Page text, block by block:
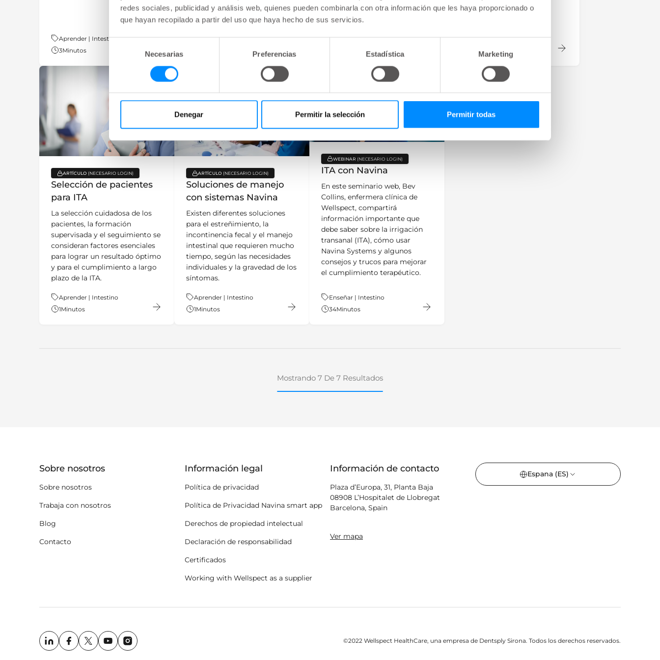
redes sociales, publicidad y análisis web, quienes pueden combinarla con otra información que les haya proporcionado o
que hayan recopilado a partir del uso que haya hecho de sus servicios.
Selección
consentimiento
Necesarias Preferencias Estadística Marketing
Denegar Permitir la selección Permitir todas
Tema:
Aprender | Intestino
3Minutos
por las que el intestino no
funciona.
Tema:
Aprender | Intestino
el manejo intestinal actual.
Tema:
Aprender | Intestino
Tema:
Aprender | Intestino
Minutos
Selección de pacientes
para ITA
key:global.content-type:
ARTÍCULO
La selección cuidadosa de los
pacientes, la formación
supervisada y el seguimiento se
consideran factores esenciales
para lograr un resultado óptimo
y para el cumplimiento a largo
plazo de la ITA.
Tema:
Aprender | Intestino
1Minutos
Soluciones de manejo
con sistemas Navina
key:global.content-type:
ARTÍCULO
Existen diferentes soluciones
para el estreñimiento, la
incontinencia fecal y el manejo
intestinal que requieren mucho
tiempo, según las necesidades
individuales y la gravedad de los
síntomas.
Tema:
Aprender | Intestino
1Minutos
ITA con Navina
key:global.content-type:
WEBINAR
En este seminario web, Bev
Collins, enfermera clínica de
Wellspect, compartirá
información importante que
debe saber sobre la irrigación
transanal (ITA), cómo usar
Navina Systems y algunos
consejos y trucos para mejorar
el cumplimiento terapéutico.
Tema:
Enseñar | Intestino
34Minutos
Mostrando 7 De 7 Resultados
Sobre nosotros
Sobre nosotros
Trabaja con nosotros
Blog
Contacto
Información legal
Política de privacidad
Política de Privacidad Navina smart app
Derechos de propiedad intelectual
Declaración de responsabilidad
Certificados
Working with Wellspect as a supplier
Información de contacto
Plaza d’Europa, 31, Planta Baja
08908 L’Hospitalet de Llobregat
Barcelona, Spain
Ver mapa
Espana (ES)
©2022 Wellspect HealthCare, una empresa de Dentsply Sirona. Todos los derechos reservados.